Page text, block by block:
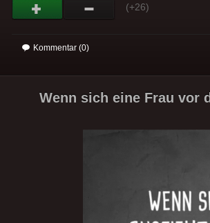
(+26)
Kommentar (0)
Wenn sich eine Frau vor